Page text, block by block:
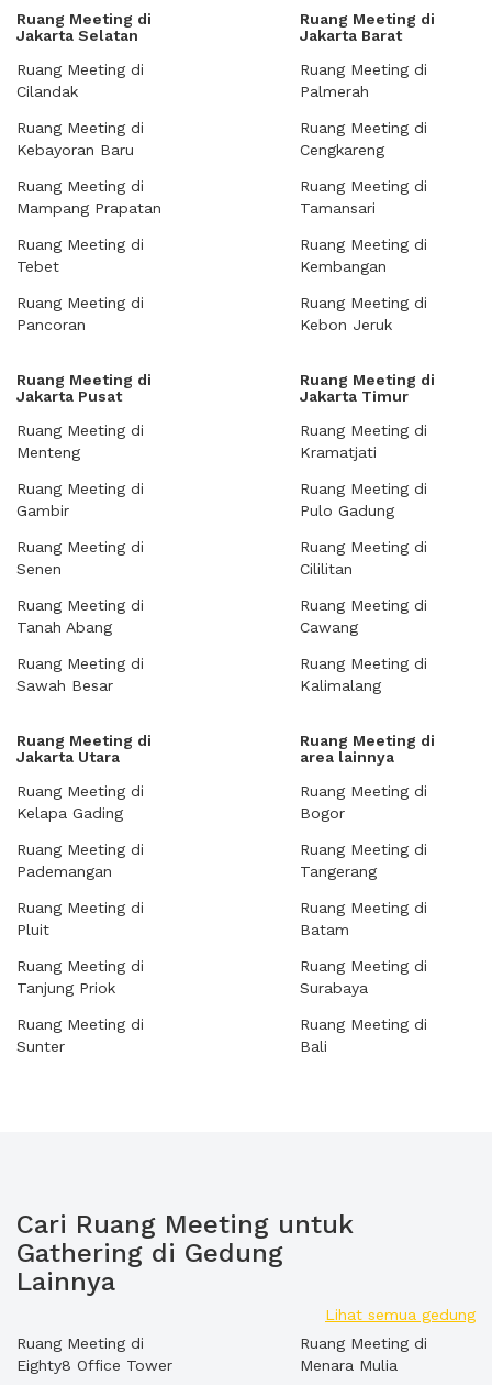
Ruang Meeting di
Jakarta Selatan
Ruang Meeting di
Cilandak
Ruang Meeting di
Kebayoran Baru
Ruang Meeting di
Mampang Prapatan
Ruang Meeting di
Tebet
Ruang Meeting di
Pancoran
Ruang Meeting di
Jakarta Barat
Ruang Meeting di
Palmerah
Ruang Meeting di
Cengkareng
Ruang Meeting di
Tamansari
Ruang Meeting di
Kembangan
Ruang Meeting di
Kebon Jeruk
Ruang Meeting di
Jakarta Pusat
Ruang Meeting di
Menteng
Ruang Meeting di
Gambir
Ruang Meeting di
Senen
Ruang Meeting di
Tanah Abang
Ruang Meeting di
Sawah Besar
Ruang Meeting di
Jakarta Timur
Ruang Meeting di
Kramatjati
Ruang Meeting di
Pulo Gadung
Ruang Meeting di
Cililitan
Ruang Meeting di
Cawang
Ruang Meeting di
Kalimalang
Ruang Meeting di
Jakarta Utara
Ruang Meeting di
Kelapa Gading
Ruang Meeting di
Pademangan
Ruang Meeting di
Pluit
Ruang Meeting di
Tanjung Priok
Ruang Meeting di
Sunter
Ruang Meeting di
area lainnya
Ruang Meeting di
Bogor
Ruang Meeting di
Tangerang
Ruang Meeting di
Batam
Ruang Meeting di
Surabaya
Ruang Meeting di
Bali
Cari Ruang Meeting untuk
Gathering di Gedung
Lainnya
Lihat semua gedung
Ruang Meeting di
Eighty8 Office Tower
Ruang Meeting di
Menara Mulia